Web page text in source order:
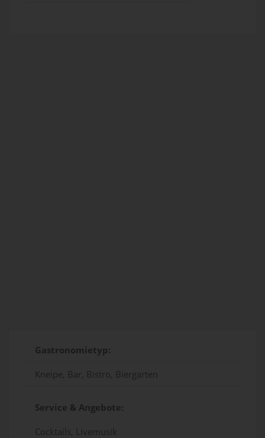
Gastronomietyp:
Kneipe, Bar, Bistro, Biergarten
Service & Angebote:
Cocktails, Livemusik